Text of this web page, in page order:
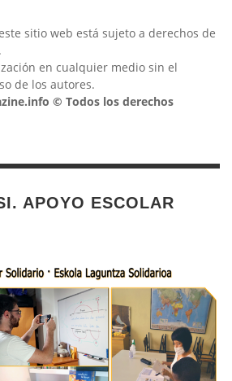
sitio web está sujeto a derechos de
en cualquier medio sin el
de los autores.
© Todos los derechos
APOYO ESCOLAR